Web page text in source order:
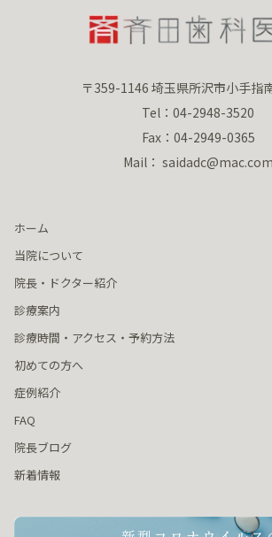
〒359-1146 埼玉県所沢市小手指
Tel：04-2948-3520
Fax：04-2949-0365
Mail： saidadc@mac.com
ホーム
当院について
院長・ドクター紹介
診療案内
診療時間・アクセス・予約方法
初めての方へ
症例紹介
FAQ
院長ブログ
新着情報